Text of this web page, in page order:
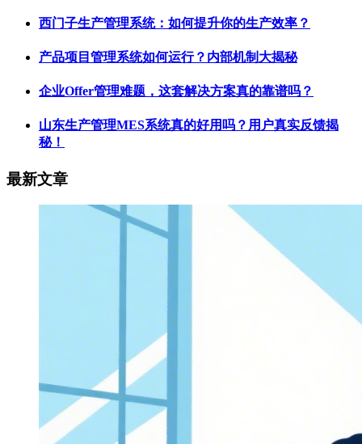
西门子生产管理系统：如何提升你的生产效率？
产品项目管理系统如何运行？内部机制大揭秘
企业Offer管理难题，这套解决方案真的靠谱吗？
山东生产管理MES系统真的好用吗？用户真实反馈揭
秘！
最新文章